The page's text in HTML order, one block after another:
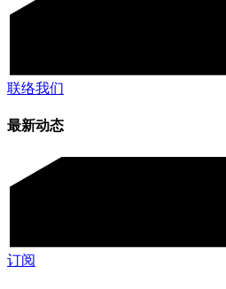
联络我们
最新动态
订阅